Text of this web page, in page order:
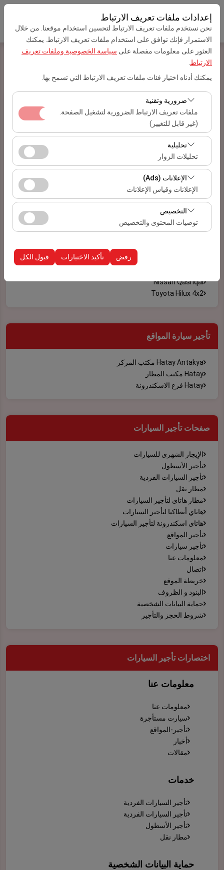
إعدادات ملفات تعريف الارتباط
نحن نستخدم ملفات تعريف الارتباط لتحسين استخدام موقعنا. من خلال
الاستمرار فإنك توافق على استخدام ملفات تعريف الارتباط. يمكنك
العثور على معلومات مفصلة على سياسة الخصوصية وملفات تعريف
الارتباط
يمكنك أدناه اختيار فئات ملفات تعريف الارتباط التي تسمح بها.
ضرورية وتقنية
ملفات تعريف الارتباط الضرورية لتشغيل الصفحة.
(غير قابل للتغيير)
تعد ملفات تعريف الارتباط هذه ضرورية لعمل الموقع بشكل
صحيح، والأمان، وإدارة الجلسات، والوظائف الأساسية. لا يمكن
تعطيلها.
تحليلية
تحليلات الزوار
تتيح لنا ملفات تعريف الارتباط هذه تحليل كيفية استخدام موقعنا
(عدد الزوار، الصفحات الأكثر زيارة، سلوك المستخدمين).
تُستخدم هذه البيانات لقياس أداء الموقع وتحسين تجربة
المستخدم بشكل مستمر.
الإعلانات (Ads)
الإعلانات وقياس الإعلانات
تتيح لنا ملفات تعريف الارتباط هذه عرض إعلانات مخصصة
تتناسب مع اهتماماتك وقياس فعالية حملاتنا الإعلانية (عدد مرات
الظهور، معدل النقر).
التخصيص
توصيات المحتوى والتخصيص
تجربتك على المنصة من خلال حفظ إعدادات واجهة المستخدم،
وتفضيلات اللغة، والإعدادات الأخرى.
رفض تأكيد الاختيارات قبول الكل
الصفحة الرئيسية خريطة الموقع
تأجير السيارات
Citroen C3
Fiat Egea
Renault Megane
Citroen C4 X
Renault Clio 5 Automatic
Fiat Egea Automatic
Fiat Egea Cross تلقائي
Citroen C5 AirCross
Renault Taliant
Volkswagen Passat Variant
Renault Express Combi
Nissan Qashqai
Toyota Hilux 4x2
تأجير سيارة المواقع
Hatay Antakya مكتب المركز
Hatay مكتب المطار
Hatay فرع الاسكندرونة
صفحات تأجير السيارات
الإيجار الشهري للسيارات
تأجير الأسطول
تأجير السيارات الفردية
مطار نقل
مطار هاتاي لتأجير السيارات
هاتاي أنطاكيا لتأجير السيارات
هاتاي اسكندرونة لتأجير السيارات
تأجير المواقع
تأجير سيارات
معلومات عنا
اتصال
خريطة الموقع
البنود و الظروف
حماية البيانات الشخصية
شروط الحجز والتأجير
اختصارات تأجير السيارات
معلومات عنا
معلومات عنا
سيارت مستأجرة
تأجير-المواقع
أخبار
مقالات
خدمات
تأجير السيارات الفردية
تأجير السيارات الفردية
تأجير الأسطول
مطار نقل
حماية البيانات الشخصية